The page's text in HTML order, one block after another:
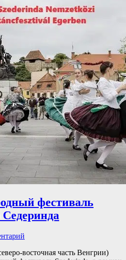
фестиваль
Седеринда
восточная часть Венгрии)